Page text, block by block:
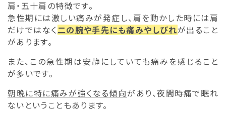
肩・五十肩の特徴です。
急性期には激しい痛みが発症し、肩を動かした時には肩
だけではなく二の腕や手先にも痛みやしびれが出ること
があります。
また、この急性期は安静にしていても痛みを感じること
が多いです。
朝晩に特に痛みが強くなる傾向があり、夜間時痛で眠れ
ないということもあります。